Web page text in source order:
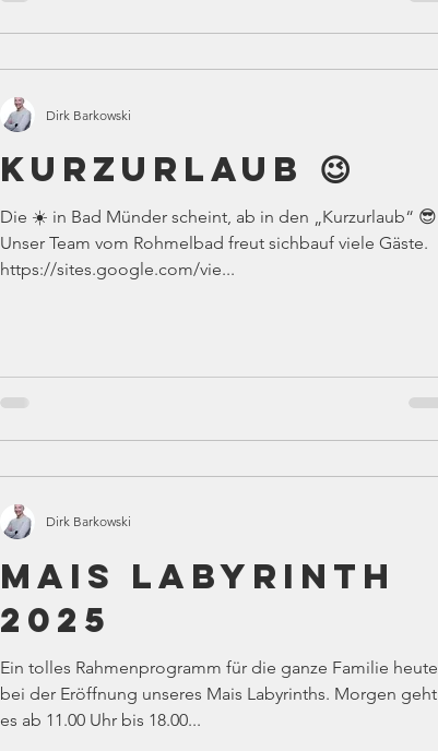
Kurzurlaub 😉
Die ☀️ in Bad Münder scheint, ab in den „Kurzurlaub“ 😎
Unser Team vom Rohmelbad freut sichbauf viele Gäste.
https://sites.google.com/vie...
Dirk Barkowski
Mais Labyrinth
2025
Ein tolles Rahmenprogramm für die ganze Familie heute
bei der Eröffnung unseres Mais Labyrinths. Morgen geht
es ab 11.00 Uhr bis 18.00...
Dirk Barkowski